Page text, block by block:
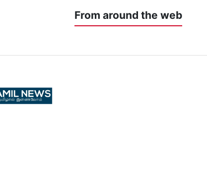
From around the web